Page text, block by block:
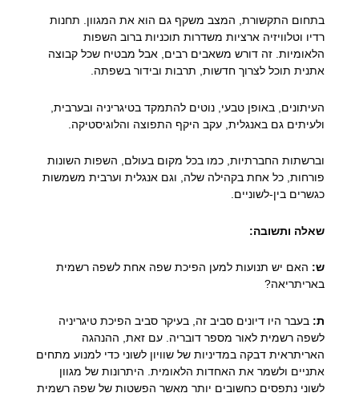
בתחום התקשורת, המצב משקף גם הוא את המגוון. תחנות
רדיו וטלוויזיה ארציות משדרות תוכניות ברוב השפות
הלאומיות. זה דורש משאבים רבים, אבל מבטיח שכל קבוצה
אתנית תוכל לצרוך חדשות, תרבות ובידור בשפתה.
העיתונים, באופן טבעי, נוטים להתמקד בטיגריניה ובערבית,
ולעיתים גם באנגלית, עקב היקף התפוצה והלוגיסטיקה.
וברשתות החברתיות, כמו בכל מקום בעולם, השפות השונות
פורחות, כל אחת בקהילה שלה, וגם אנגלית וערבית משמשות
כגשרים בין-לשוניים.
שאלה ותשובה:
ש: האם יש תנועות למען הפיכת שפה אחת לשפה רשמית
באריתריאה?
ת: בעבר היו דיונים סביב זה, בעיקר סביב הפיכת טיגריניה
לשפה רשמית לאור מספר דובריה. עם זאת, ההנהגה
האריתראית דבקה במדיניות של שוויון לשוני כדי למנוע מתחים
אתניים ולשמר את האחדות הלאומית. היתרונות של מגוון
לשוני נתפסים כחשובים יותר מאשר הפשטות של שפה רשמית